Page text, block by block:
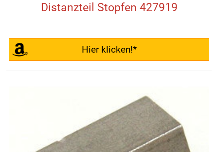
Distanzteil Stopfen 427919
Hier klicken!*